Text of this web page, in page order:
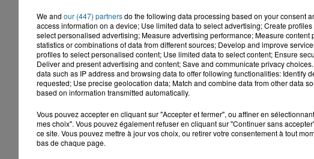
We and our (447) partnersdo the following data processing based on your consent
access information on a device; Use limited data to select advertising; Create
select personalised advertising; Measure advertising performance; Measure
statistics or combinations of data from different sources; Develop and improve
profiles to select personalised content; Use limited data to select content; Ensure
Deliver and present advertising and content; Save and communicate privacy
data such as IP address and browsing data to offer following functionalities: Identify
requested; Use precise geolocation data; Match and combine data from other data
based on information transmitted automatically.
Vous pouvez accepter en cliquant sur "Accepter et fermer", ou affiner en
mes choix". Vous pouvez également refuser en cliquant sur "Continuer sans
ce site. Vous pouvez mettre à jour vos choix, ou retirer votre consentement à tout
bas de chaque page.